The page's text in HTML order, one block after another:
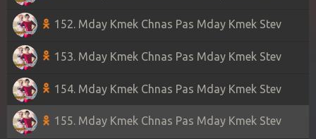
152. Mday Kmek Chnas Pas Mday Kmek Stev
153. Mday Kmek Chnas Pas Mday Kmek Stev
154. Mday Kmek Chnas Pas Mday Kmek Stev
155. Mday Kmek Chnas Pas Mday Kmek Stev